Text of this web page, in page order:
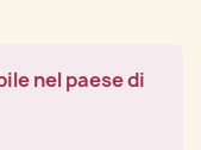
nel paese di